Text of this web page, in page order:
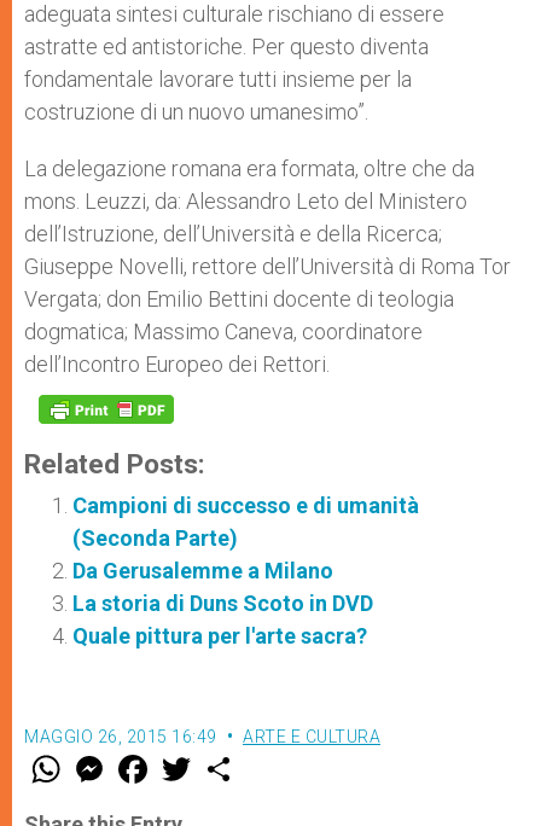
adeguata sintesi culturale rischiano di essere
astratte ed antistoriche. Per questo diventa
fondamentale lavorare tutti insieme per la
costruzione di un nuovo umanesimo”.
La delegazione romana era formata, oltre che da
mons. Leuzzi, da: Alessandro Leto del Ministero
dell’Istruzione, dell’Università e della Ricerca;
Giuseppe Novelli, rettore dell’Università di Roma Tor
Vergata; don Emilio Bettini docente di teologia
dogmatica; Massimo Caneva, coordinatore
dell’Incontro Europeo dei Rettori.
Related Posts:
Campioni di successo e di umanità
(Seconda Parte)
Da Gerusalemme a Milano
La storia di Duns Scoto in DVD
Quale pittura per l'arte sacra?
MAGGIO 26, 2015 16:49 ARTE E CULTURA
W
t
M
e
s
F
a
e
w